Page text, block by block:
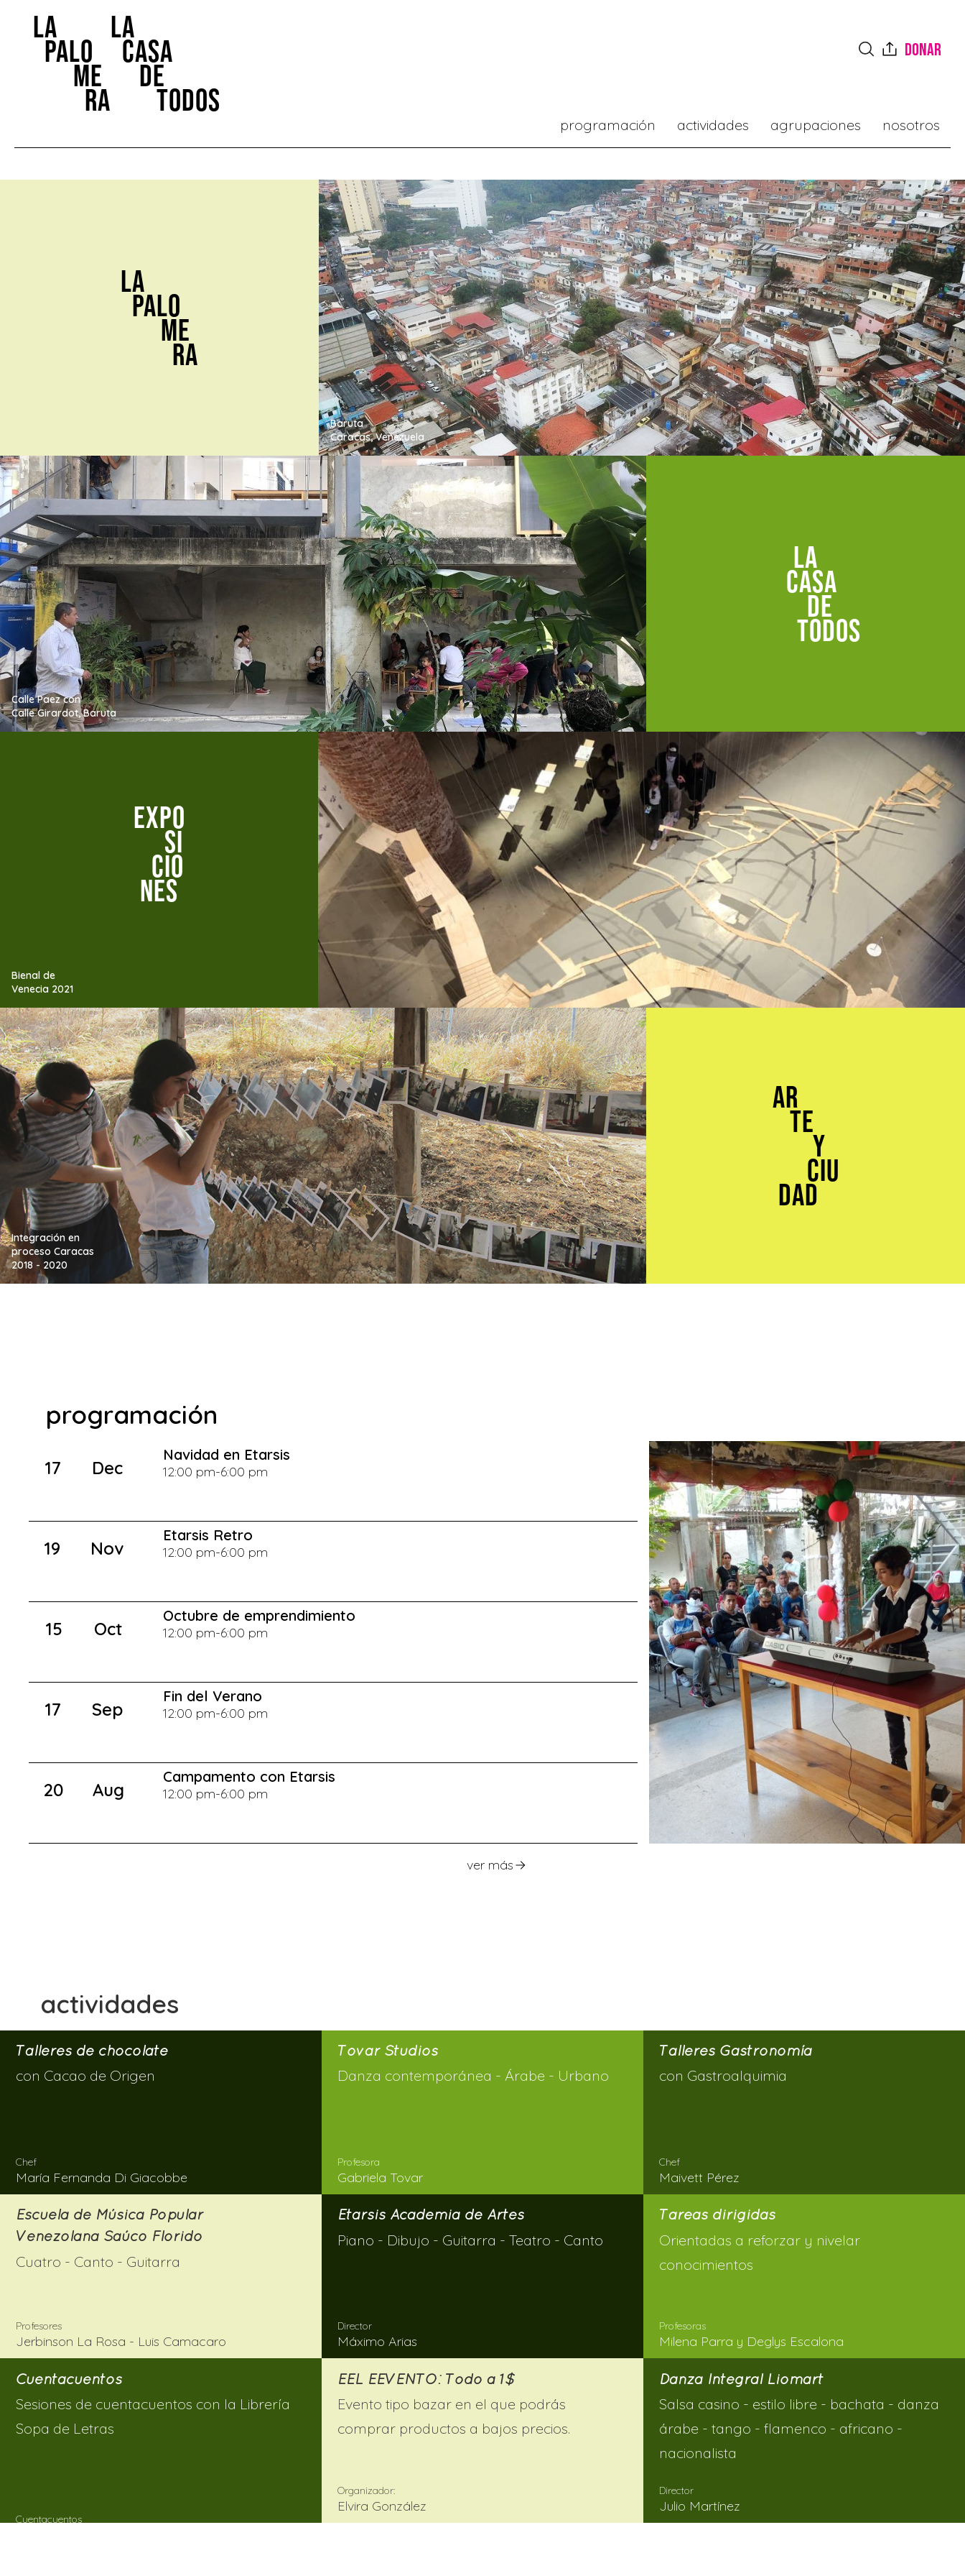
la
Palo
me
ra
la
casa
de
todos
donar
programación actividades agrupaciones nosotros
la
Palo
me
ra
Baruta
Caracas, Venezuela
Calle Paez con
Calle Girardot, Baruta
la
casa
de
todos
Bienal de
Venecia 2021
expo
si
cio
nes
Integración en
proceso Caracas
2018 - 2020
Ar
te
y
ciu
dad
programación
17 Dec
Navidad en Etarsis
12:00 pm-6:00 pm
19 Nov
Etarsis Retro
12:00 pm-6:00 pm
15 Oct
Octubre de emprendimiento
12:00 pm-6:00 pm
17 Sep
Fin del Verano
12:00 pm-6:00 pm
20 Aug
Campamento con Etarsis
12:00 pm-6:00 pm
ver más
actividades
Talleres de chocolate
con Cacao de Origen
Chef
María Fernanda Di Giacobbe
Tovar Studios
Danza contemporánea - Árabe - Urbano
Profesora
Gabriela Tovar
Talleres Gastronomía
con Gastroalquimia
Chef
Maivett Pérez
Escuela de Música Popular
Venezolana Saúco Florido
Cuatro - Canto - Guitarra
Profesores
Jerbinson La Rosa - Luis Camacaro
Etarsis Academia de Artes
Piano - Dibujo - Guitarra - Teatro - Canto
Director
Máximo Arias
Tareas dirigidas
Orientadas a reforzar y nivelar
conocimientos
Profesoras
Milena Parra y Deglys Escalona
Cuentacuentos
Sesiones de cuentacuentos con la Librería
Sopa de Letras
Cuentacuentos
EEL EEVENTO: Todo a 1$
Evento tipo bazar en el que podrás
comprar productos a bajos precios.
Organizador:
Elvira González
Danza Integral Liomart
Salsa casino - estilo libre - bachata - danza
árabe - tango - flamenco - africano -
nacionalista
Director
Julio Martínez